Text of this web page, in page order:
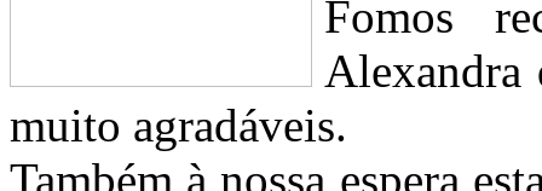
Fomos
Alexandra
muito agradáveis.
Também à nossa espera